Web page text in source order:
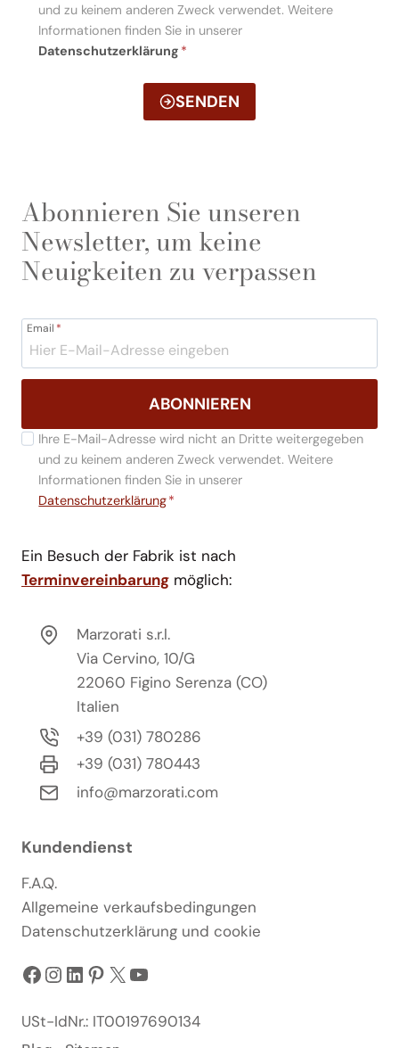
und zu keinem anderen Zweck verwendet. Weitere
Informationen finden Sie in unserer
Datenschutzerklärung *
SENDEN
Abonnieren Sie unseren
Newsletter, um keine
Neuigkeiten zu verpassen
Email *
ABONNIEREN
Ihre E-Mail-Adresse wird nicht an Dritte weitergegeben
und zu keinem anderen Zweck verwendet. Weitere
Informationen finden Sie in unserer
Datenschutzerklärung*
Ein Besuch der Fabrik ist nach
Terminvereinbarung möglich:
Marzorati s.r.l.
Via Cervino, 10/G
22060 Figino Serenza (CO)
Italien
+39 (031) 780286
+39 (031) 780443
info@marzorati.com
Kundendienst
F.A.Q.
Allgemeine verkaufsbedingungen
Datenschutzerklärung und cookie
Facebook
Instagram
LinkedIn
Pinterest
X YouTube
USt-IdNr.: IT00197690134